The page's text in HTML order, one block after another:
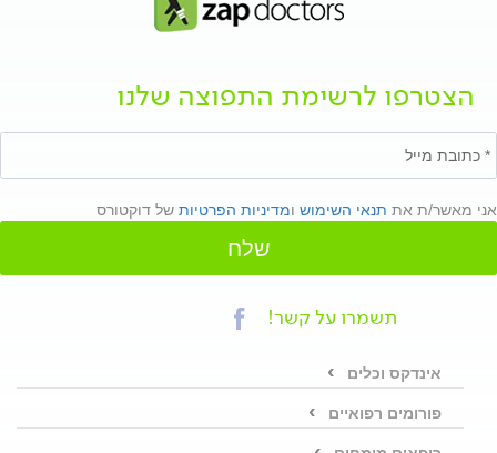
הצטרפו לרשימת התפוצה שלנו
אני מאשר/ת את תנאי השימוש ומדיניות הפרטיות של דוקטורס
שלח
תשמרו על קשר!
אינדקס וכלים
פורומים רפואיים